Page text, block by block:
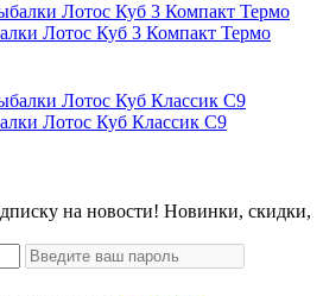
Лотос Куб 3 Компакт Термо
Лотос Куб Классик С9
на новости! Новинки, скидки,